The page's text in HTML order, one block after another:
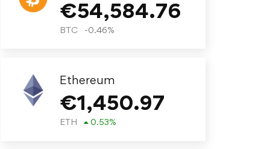
€54,584.76
BTC -0.46%
Ethereum
€1,450.97
ETH 0.53%